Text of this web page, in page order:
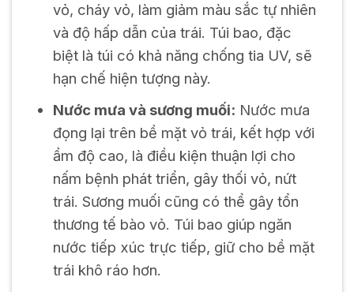
vỏ, cháy vỏ, làm giảm màu sắc tự nhiên
và độ hấp dẫn của trái. Túi bao, đặc
biệt là túi có khả năng chống tia UV, sẽ
hạn chế hiện tượng này.
Nước mưa và sương muối: Nước mưa
đọng lại trên bề mặt vỏ trái, kết hợp với
ẩm độ cao, là điều kiện thuận lợi cho
nấm bệnh phát triển, gây thối vỏ, nứt
trái. Sương muối cũng có thể gây tổn
thương tế bào vỏ. Túi bao giúp ngăn
nước tiếp xúc trực tiếp, giữ cho bề mặt
trái khô ráo hơn.